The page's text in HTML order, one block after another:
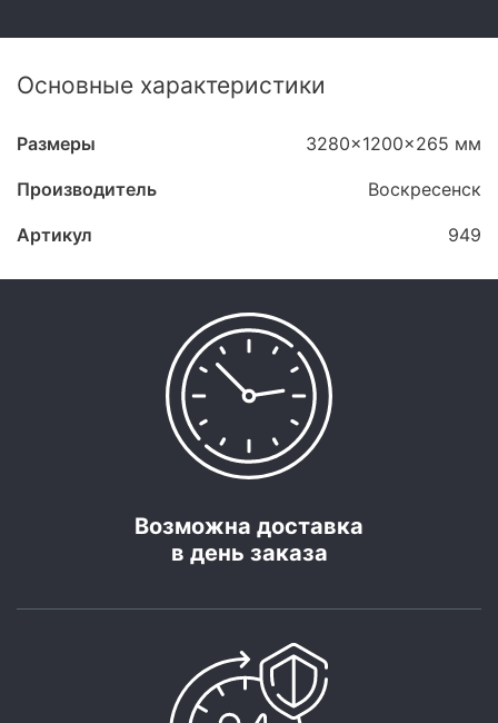
Основные характеристики
Размеры 3280x1200x265 мм
Производитель Воскресенск
Артикул 949
Возможна доставка
в день заказа